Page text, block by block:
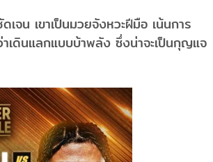
จน เขาเป็นมวยจังหวะฝีมือ เน้นการ
เดินแลกแบบบ้าพลัง ซึ่งน่าจะเป็นกุญแจ